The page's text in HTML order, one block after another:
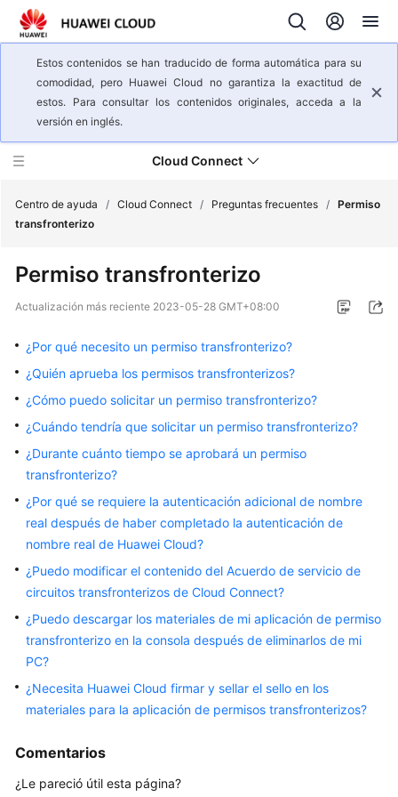
Estos contenidos se han traducido de forma automática para su
comodidad, pero Huawei Cloud no garantiza la exactitud de
estos. Para consultar los contenidos originales, acceda a la
versión en inglés.
Cloud Connect
general
del
iniciales
Guía
usuario
Referencia
de
la
Preguntas
frecuentes
populares
Consulta
uso
generales
Centro de ayuda / Cloud Connect / Preguntas frecuentes / Permiso
transfronterizo
Permiso transfronterizo
Actualización más reciente 2023-05-28 GMT+08:00
¿Por qué necesito un permiso transfronterizo?
¿Quién aprueba los permisos transfronterizos?
¿Cómo puedo solicitar un permiso transfronterizo?
¿Cuándo tendría que solicitar un permiso transfronterizo?
¿Durante cuánto tiempo se aprobará un permiso
transfronterizo?
¿Por qué se requiere la autenticación adicional de nombre
real después de haber completado la autenticación de
nombre real de Huawei Cloud?
¿Puedo modificar el contenido del Acuerdo de servicio de
circuitos transfronterizos de Cloud Connect?
¿Puedo descargar los materiales de mi aplicación de permiso
transfronterizo en la consola después de eliminarlos de mi
PC?
¿Necesita Huawei Cloud firmar y sellar el sello en los
materiales para la aplicación de permisos transfronterizos?
Comentarios
¿Le pareció útil esta página?